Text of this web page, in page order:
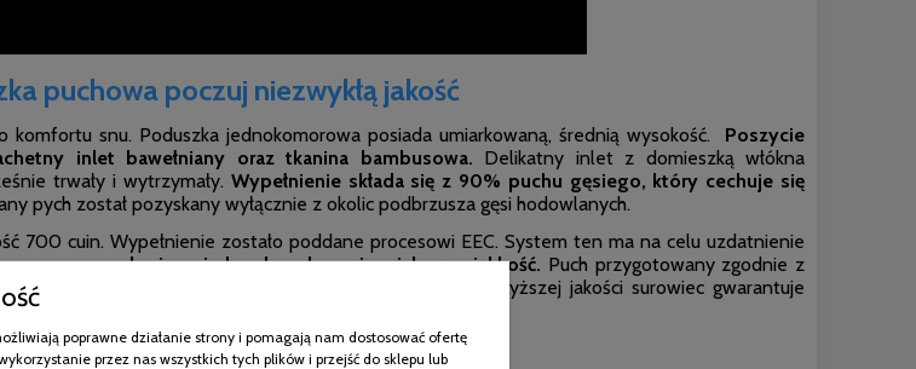
puchowa poczuj niezwykłą jakość
snu. Poduszka jednokomorowa posiada umiarkowaną, średnią wysokość. Poszycie
inlet bawełniany oraz tkanina bambusowa. Delikatny inlet z domieszką włókna
trwały i wytrzymały. Wypełnienie składa się z 90% puchu gęsiego, który cechuje się
pych został pozyskany wyłącznie z okolic podbrzusza gęsi hodowlanych.
700 cuin. Wypełnienie zostało poddane procesowi EEC. System ten ma na celu uzdatnienie
zapachu i posiada zdecydowanie większą miękkość. Puch przygotowany zgodnie z
PN-EN 12935 tyczącą się czystości wypełnienia. Najwyższej jakości surowiec gwarantuje
poprawne działanie strony i pomagają nam dostosować ofertę
przez nas wszystkich tych plików i przejść do sklepu lub